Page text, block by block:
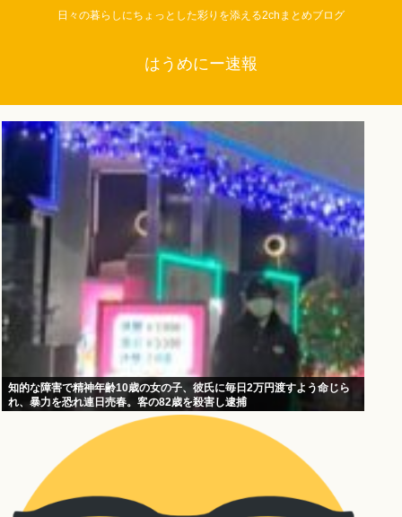
日々の暮らしにちょっとした彩りを添える2chまとめブログ
はうめにー速報
知的な障害で精神年齢10歳の女の子、彼氏に毎日2万円渡すよう命じら
れ、暴力を恐れ連日売春。客の82歳を殺害し逮捕